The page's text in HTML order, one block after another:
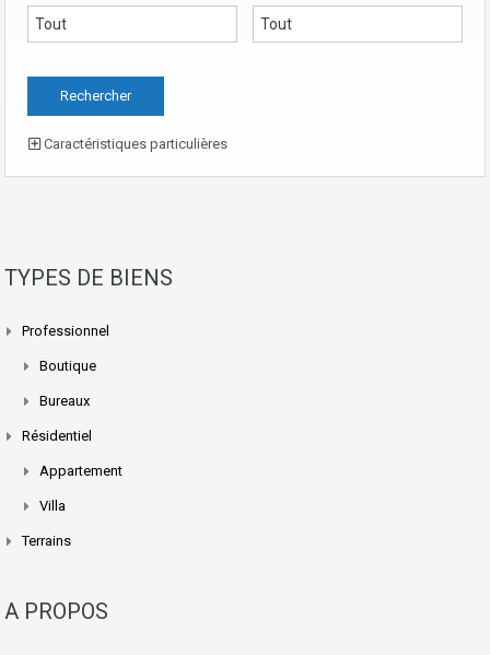
Caractéristiques particulières
TYPES DE BIENS
Professionnel
Boutique
Bureaux
Résidentiel
Appartement
Villa
Terrains
A PROPOS